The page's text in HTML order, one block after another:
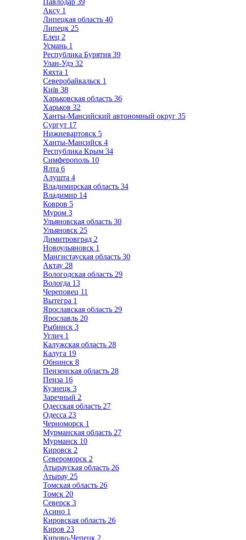
Павлодар 39
Аксу 1
Липецкая область 40
Липецк 25
Елец 2
Усмань 1
Республика Бурятия 39
Улан-Удэ 32
Кяхта 1
Северобайкальск 1
Київ 38
Харьковская область 36
Харьков 32
Ханты-Мансийский автономный округ 35
Сургут 17
Нижневартовск 5
Ханты-Мансийск 4
Республика Крым 34
Симферополь 10
Ялта 6
Алушта 4
Владимирская область 34
Владимир 14
Ковров 5
Муром 3
Ульяновская область 30
Ульяновск 25
Димитровград 2
Новоульяновск 1
Мангистауская область 30
Актау 28
Вологодская область 29
Вологда 13
Череповец 11
Вытегра 1
Ярославская область 29
Ярославль 20
Рыбинск 3
Углич 1
Калужская область 28
Калуга 19
Обнинск 8
Пензенская область 28
Пенза 16
Кузнецк 3
Заречный 2
Одесская область 27
Одесса 23
Черноморск 1
Мурманская область 27
Мурманск 10
Кировск 2
Североморск 2
Атырауская область 26
Атырау 25
Томская область 26
Томск 20
Северск 3
Асино 1
Кировская область 26
Киров 23
Кирово-Чепецк 2